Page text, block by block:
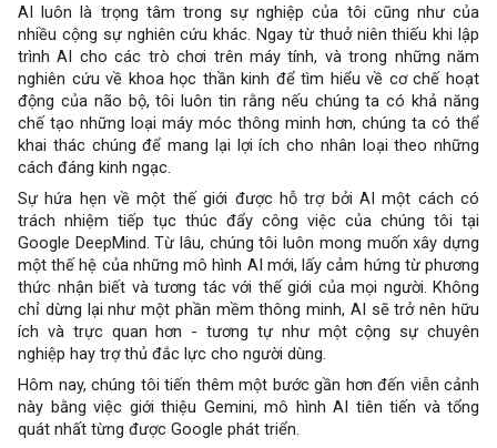
AI luôn là trọng tâm trong sự nghiệp của tôi cũng như của
nhiều cộng sự nghiên cứu khác. Ngay từ thuở niên thiếu khi lập
trình AI cho các trò chơi trên máy tính, và trong những năm
nghiên cứu về khoa học thần kinh để tìm hiểu về cơ chế hoạt
động của não bộ, tôi luôn tin rằng nếu chúng ta có khả năng
chế tạo những loại máy móc thông minh hơn, chúng ta có thể
khai thác chúng để mang lại lợi ích cho nhân loại theo những
cách đáng kinh ngạc.
Sự hứa hẹn về một thế giới được hỗ trợ bởi AI một cách có
trách nhiệm tiếp tục thúc đẩy công việc của chúng tôi tại
Google DeepMind. Từ lâu, chúng tôi luôn mong muốn xây dựng
một thế hệ của những mô hình AI mới, lấy cảm hứng từ phương
thức nhận biết và tương tác với thế giới của mọi người. Không
chỉ dừng lại như một phần mềm thông minh, AI sẽ trở nên hữu
ích và trực quan hơn - tương tự như một cộng sự chuyên
nghiệp hay trợ thủ đắc lực cho người dùng.
Hôm nay, chúng tôi tiến thêm một bước gần hơn đến viễn cảnh
này bằng việc giới thiệu Gemini, mô hình AI tiên tiến và tổng
quát nhất từng được Google phát triển.